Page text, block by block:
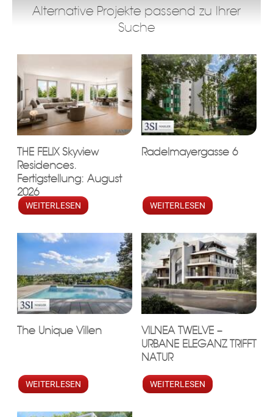
Alternative Projekte passend zu Ihrer
Suche
THE FELIX Skyview
Residences.
Fertigstellung: August
2026
WEITERLESEN
Radelmayergasse 6
WEITERLESEN
The Unique Villen
WEITERLESEN
VILNEA TWELVE –
URBANE ELEGANZ TRIFFT
NATUR
WEITERLESEN